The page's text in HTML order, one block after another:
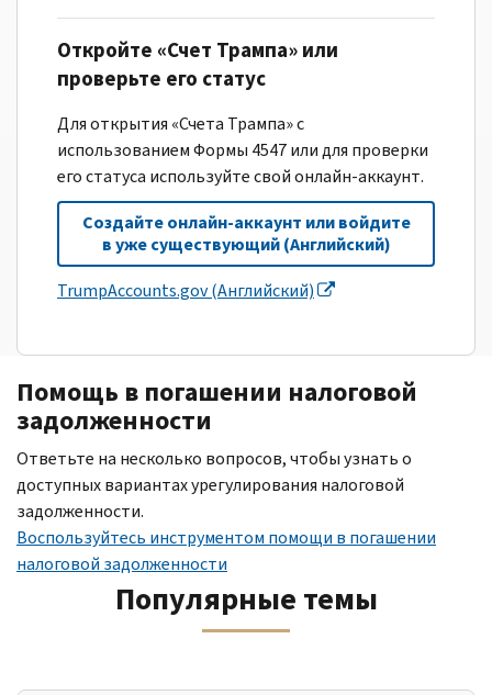
Откройте «Счет Трампа» или
проверьте его статус
Для открытия «Счета Трампа» с
использованием Формы 4547 или для проверки
его статуса используйте свой онлайн-аккаунт.
Создайте онлайн-аккаунт или войдите
в уже существующий (Английский)
TrumpAccounts.gov (Английский)
Помощь в погашении налоговой
задолженности
Ответьте на несколько вопросов, чтобы узнать о
доступных вариантах урегулирования налоговой
задолженности.
Воспользуйтесь инструментом помощи в погашении
налоговой задолженности
Популярные темы